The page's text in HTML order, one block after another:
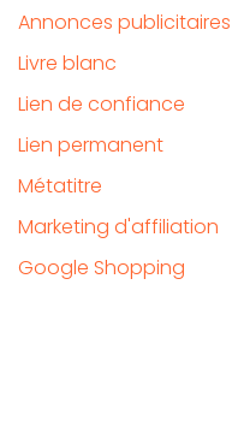
Annonces publicitaires
Livre blanc
Lien de confiance
Lien permanent
Métatitre
Marketing d'affiliation
Google Shopping